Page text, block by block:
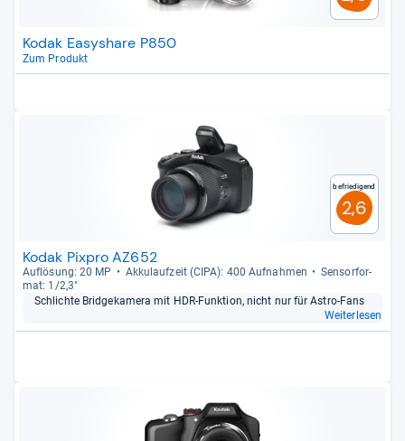
Kodak Easyshare P850
Zum Produkt
Befriedigend
2,6
Kodak Pixpro AZ652
Auf­lö­sung: 20 MP Akku­lauf­zeit (CIPA): 400 Auf­nah­men
Sen­sor­for­
mat: 1/2,3"
Schlichte Bridge­ka­mera mit HDR-​Funk­tion, nicht nur für Astro-​Fans
Weiterlesen